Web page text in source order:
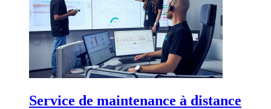
Service de maintenance à distance